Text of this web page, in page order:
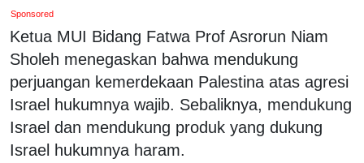
Sponsored
Ketua MUI Bidang Fatwa Prof Asrorun Niam
Sholeh menegaskan bahwa mendukung
perjuangan kemerdekaan Palestina atas agresi
Israel hukumnya wajib. Sebaliknya, mendukung
Israel dan mendukung produk yang dukung
Israel hukumnya haram.